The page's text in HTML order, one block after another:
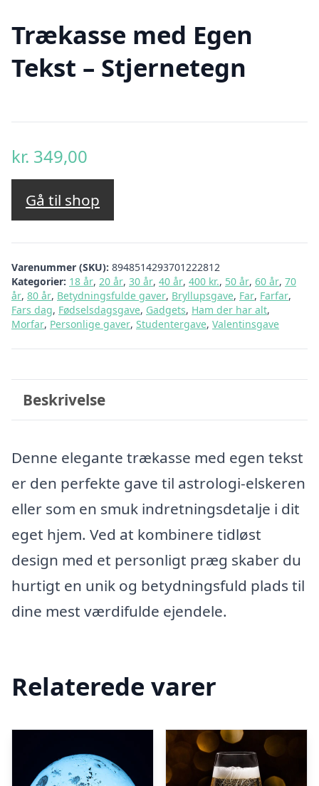
Trækasse med Egen
Tekst – Stjernetegn
kr. 349,00
Gå til shop
Varenummer (SKU): 8948514293701222812
Kategorier: 18 år, 20 år, 30 år, 40 år, 400 kr., 50 år, 60 år, 70
år, 80 år, Betydningsfulde gaver, Bryllupsgave, Far, Farfar,
Fars dag, Fødselsdagsgave, Gadgets, Ham der har alt,
Morfar, Personlige gaver, Studentergave, Valentinsgave
Beskrivelse
Denne elegante trækasse med egen tekst
er den perfekte gave til astrologi-elskeren
eller som en smuk indretningsdetalje i dit
eget hjem. Ved at kombinere tidløst
design med et personligt præg skaber du
hurtigt en unik og betydningsfuld plads til
dine mest værdifulde ejendele.
Relaterede varer